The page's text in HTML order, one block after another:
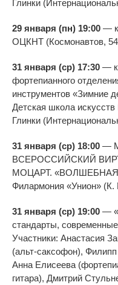
Глинки
29 января (пн) 19:00 —
ОЦКНТ (Космонавтов,
31 января (ср) 17:30 —
фортепианного
инструментов «Зимние
Детская школа искусств
Глинки
31 января (ср) 18:00 —
ВСЕРОССИЙСКИЙ
МОЦАРТ. «
Филармония «Унион» (К.
31 января (ср) 19:00 — «
стандарты,
Участники: Анастасия
(альт-саксофон),
Анна Елисеева
гитара), Дмитрий